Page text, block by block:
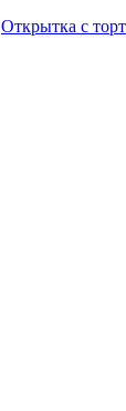
Открытка с